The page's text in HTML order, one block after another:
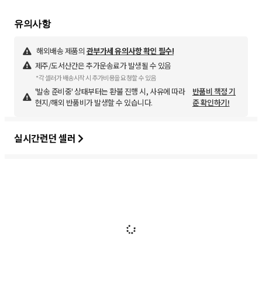
유의사항
해외배송 제품의 관부가세 유의사항 확인 필수!
제주/도서산간은 추가운송료가 발생될 수 있음
*각 셀러가 배송시작 시 추가비용을 요청할 수 있음
'발송 준비중' 상태부터는 환불 진행 시, 사유에 따라
현지/해외 반품비가 발생할 수 있습니다.
반품비 책정 기
준 확인하기!
실시간런던 셀러